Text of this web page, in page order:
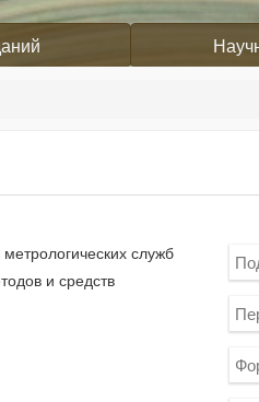
служб
и средств